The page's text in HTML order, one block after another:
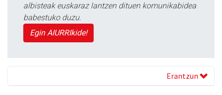
albisteak euskaraz lantzen dituen komunikabidea
babestuko duzu.
Egin AIURRIkide!
Erantzun